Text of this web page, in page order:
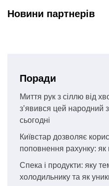
Новини партнерів
Поради
Миття рук з сіллю від
з’явився цей народний
сьогодні
Київстар дозволяє
поповнення рахунку:
Спека і продукти: яку
холодильнику та як